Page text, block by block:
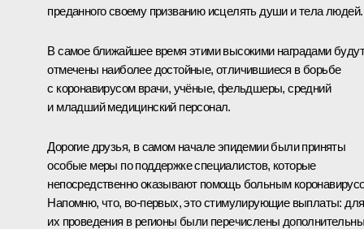
преданного своему призванию исцелять души и тела людей.
В самое ближайшее время этими высокими наградами будут
отмечены наиболее достойные, отличившиеся в борьбе
с коронавирусом врачи, учёные, фельдшеры, средний
и младший медицинский персонал.
Дорогие друзья, в самом начале эпидемии были приняты
особые меры по поддержке специалистов, которые
непосредственно оказывают помощь больным
Напомню, что, во-первых, это стимулирующие выплаты: для
их проведения в регионы были перечислены